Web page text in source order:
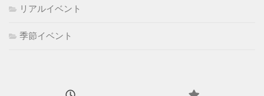
リアルイベント
季節イベント